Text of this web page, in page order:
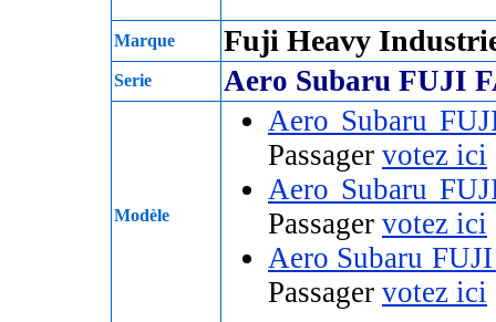
Marque Fuji Heavy
Serie Aero Subaru FUJI
Modèle
Aero Subaru
Passager votez ici
Aero Subaru
Passager votez ici
Aero Subaru
Passager votez ici